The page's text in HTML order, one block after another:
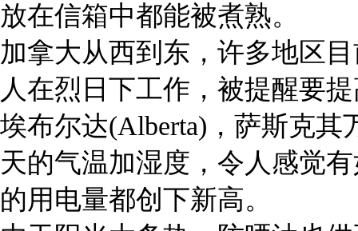
放在信箱中都能被煮熟。
加拿大从西到东，许多地区
人在烈日下工作，被提醒要
埃布尔达(Alberta)，萨斯克其
天的气温加湿度，令人感觉
的用电量都创下新高。